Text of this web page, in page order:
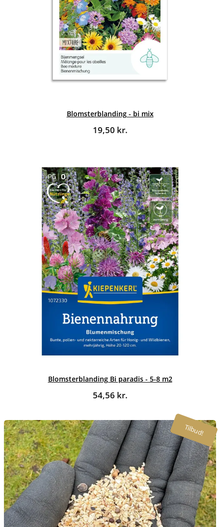
Blomsterblanding - bi mix
19,50 kr.
Blomsterblanding Bi paradis - 5-8 m2
54,56 kr.
Tilbud!